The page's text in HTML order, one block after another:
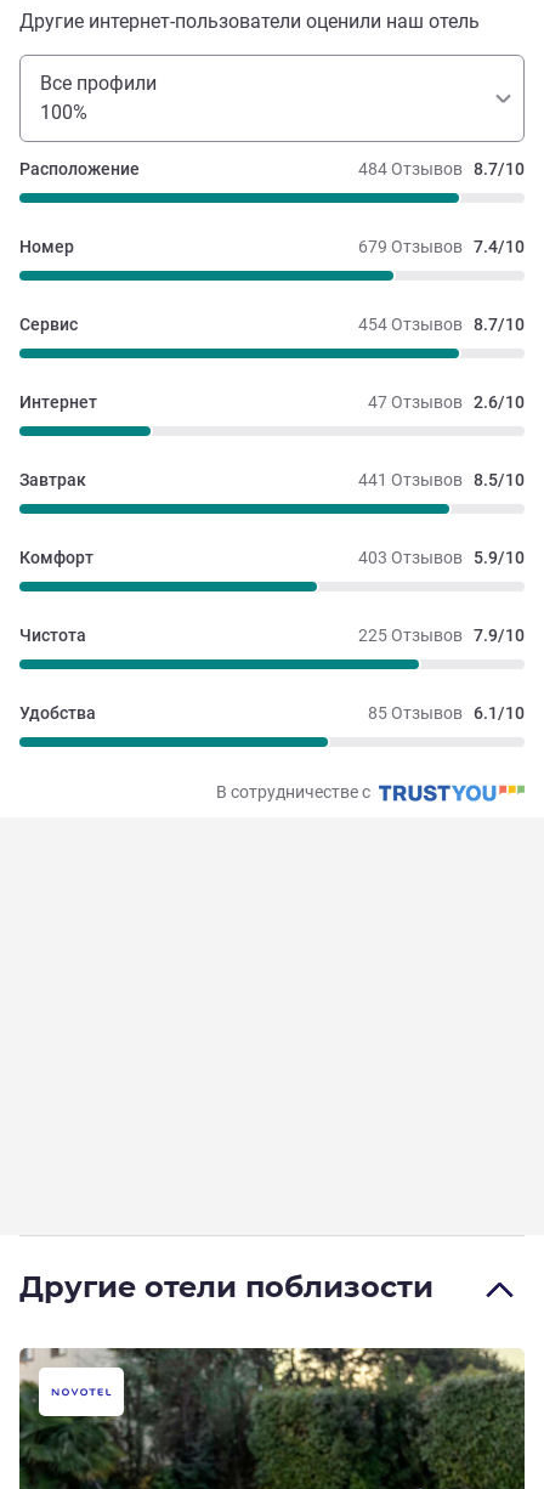
Другие интернет-пользователи оценили наш отель
Все профили
100%
484 Отзывов 8.7/10
Расположение
679 Отзывов 7.4/10
Номер
454 Отзывов 8.7/10
Сервис
47 Отзывов 2.6/10
Интернет
441 Отзывов 8.5/10
Завтрак
403 Отзывов 5.9/10
Комфорт
225 Отзывов 7.9/10
Чистота
85 Отзывов 6.1/10
Удобства
В сотрудничестве с
Другие отели поблизости